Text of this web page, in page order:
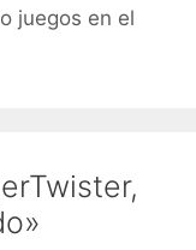
juegos en el